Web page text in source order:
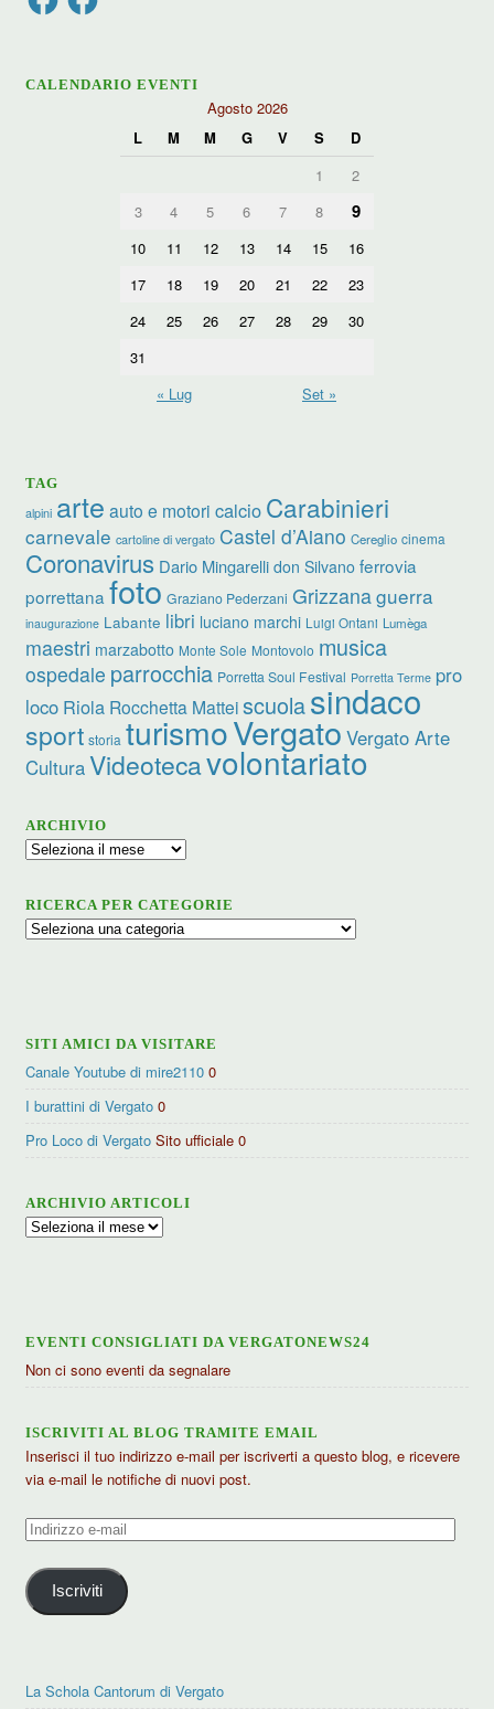
CALENDARIO EVENTI
Agosto 2026
L
M M G V S
D
1
2
3
4 5 6 7 8 9
10 11 12 13 14 15
16
17
18 19 20 21 22
23
24
25 26 27 28 29
30
31
« Lug
Set »
TAG
alpini arte auto e motori calcio Carabinieri
carnevale cartoline di vergato Castel d’Aiano Cereglio cinema
Coronavirus Dario Mingarelli don Silvano ferrovia
porrettana foto Graziano Pederzani Grizzanaguerra
inaugurazione Labante libri luciano marchi Luigi Ontani Lumèga
maestri marzabotto Monte Sole Montovolo musica
ospedale parrocchia Porretta Soul Festival Porretta Terme pro
loco Riola Rocchetta Matteiscuolasindaco
sport storia turismoVergato Vergato Arte
CulturaVideotecavolontariato
ARCHIVIO
Archivio
RICERCA PER CATEGORIE
Ricerca
SITI AMICI DA VISITARE
Canale Youtube di mire2110 0
I burattini di Vergato 0
Pro Loco di Vergato Sito ufficiale 0
ARCHIVIO ARTICOLI
Archivio
EVENTI CONSIGLIATI DA VERGATONEWS24
Non ci sono eventi da segnalare
ISCRIVITI AL BLOG TRAMITE EMAIL
Inserisci il tuo indirizzo e-mail per iscriverti a questo blog, e ricevere
via e-mail le notifiche di nuovi post.
Indirizzo
mail
Iscriviti
La Schola Cantorum di Vergato